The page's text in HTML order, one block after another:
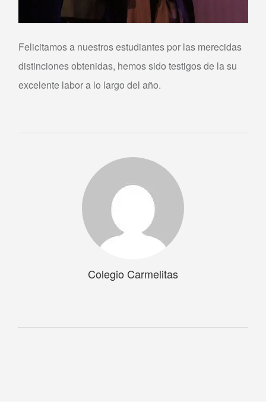
Felicitamos a nuestros estudiantes por las merecidas
distinciones obtenidas, hemos sido testigos de la su
excelente labor a lo largo del año.
Colegio Carmelitas